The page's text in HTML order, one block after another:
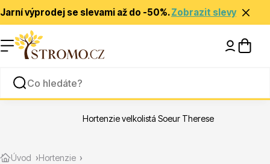
Jarní výprodej se slevami až do -50%.Zobrazit slevy
Rady a tipy
Zlevněné
Úvod Hortenzie
Hortenzie velkolistá Soeur Therese